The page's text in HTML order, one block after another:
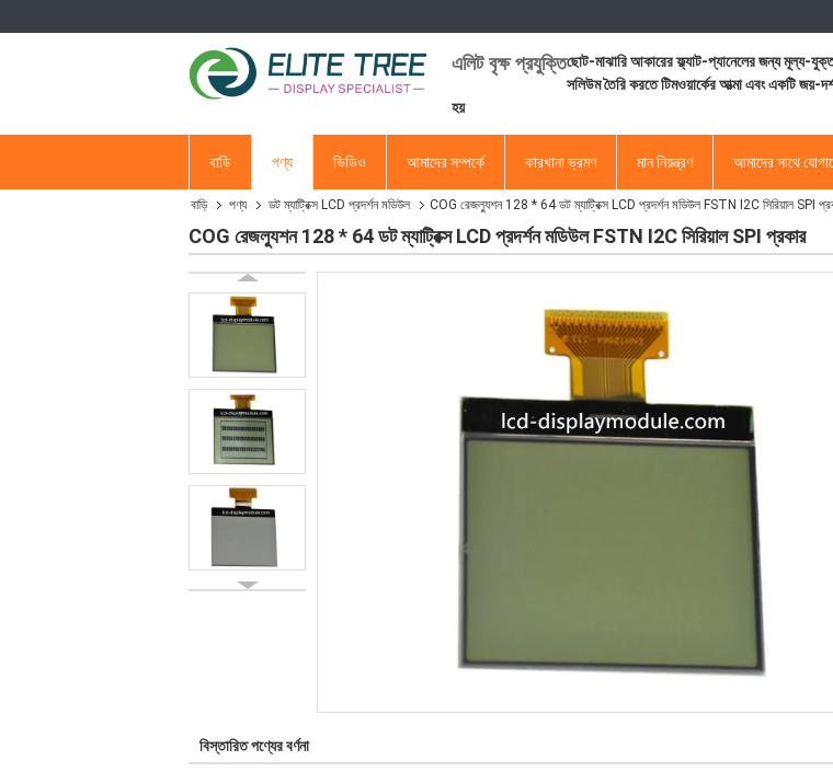
এলিট বৃক্ষ প্রযুক্তিছোট-মাঝারি আকারের ফ্ল্যাট-প্যানেলের জন্য মূল্য-
সলিউম তৈরি করতে টিমওয়ার্কের আত্মা এবং একটি জয়-
হয়
বাড়ি পণ্য ভিডিও আমাদের সম্পর্কে কারখানা ভ্রমণ মান নিয়ন্ত্রণ আমাদের সাথে
বাড়ি পণ্য ডট ম্যাট্রিক্স LCD প্রদর্শন মডিউল COG রেজল্যুশন 128 * 64 ডট ম্যাট্রিক্স LCD প্রদর্শন মডিউল FSTN I2C সিরিয়াল SPI
COG রেজল্যুশন 128 * 64 ডট ম্যাট্রিক্স LCD প্রদর্শন মডিউল FSTN I2C সিরিয়াল SPI প্রকার
বিস্তারিত পণ্যের বর্ণনা